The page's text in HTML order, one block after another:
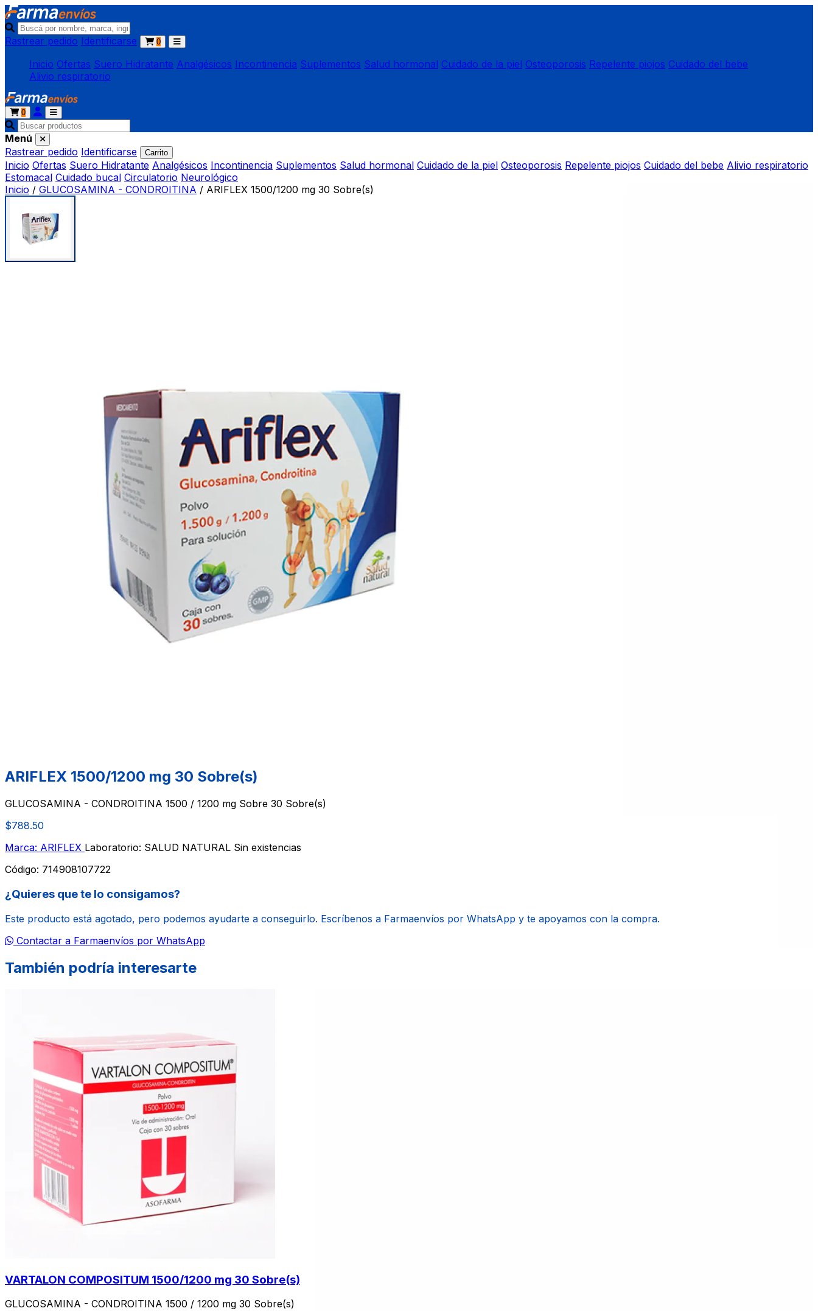
Rastrear pedido Identificarse 0
Inicio Ofertas Suero Hidratante Analgésicos Incontinencia Suplementos Salud hormonal Cuidado de la piel Osteoporosis Repelente piojos Cuidado del bebe
Alivio respiratorio
0
Menú
Rastrear pedido Identificarse Carrito
Inicio Ofertas Suero Hidratante Analgésicos Incontinencia Suplementos Salud hormonal Cuidado de la piel Osteoporosis Repelente piojos Cuidado del bebe Alivio respiratorio
Estomacal Cuidado bucal Circulatorio Neurológico
Inicio / GLUCOSAMINA - CONDROITINA / ARIFLEX 1500/1200 mg 30 Sobre(s)
ARIFLEX 1500/1200 mg 30 Sobre(s)
GLUCOSAMINA - CONDROITINA 1500 / 1200 mg Sobre 30 Sobre(s)
$788.50
Marca: ARIFLEX Laboratorio: SALUD NATURAL Sin existencias
Código: 714908107722
¿Quieres que te lo consigamos?
Este producto está agotado, pero podemos ayudarte a conseguirlo. Escríbenos a Farmaenvíos por WhatsApp y te apoyamos con la compra.
Contactar a Farmaenvíos por WhatsApp
También podría interesarte
VARTALON COMPOSITUM 1500/1200 mg 30 Sobre(s)
GLUCOSAMINA - CONDROITINA 1500 / 1200 mg 30 Sobre(s)